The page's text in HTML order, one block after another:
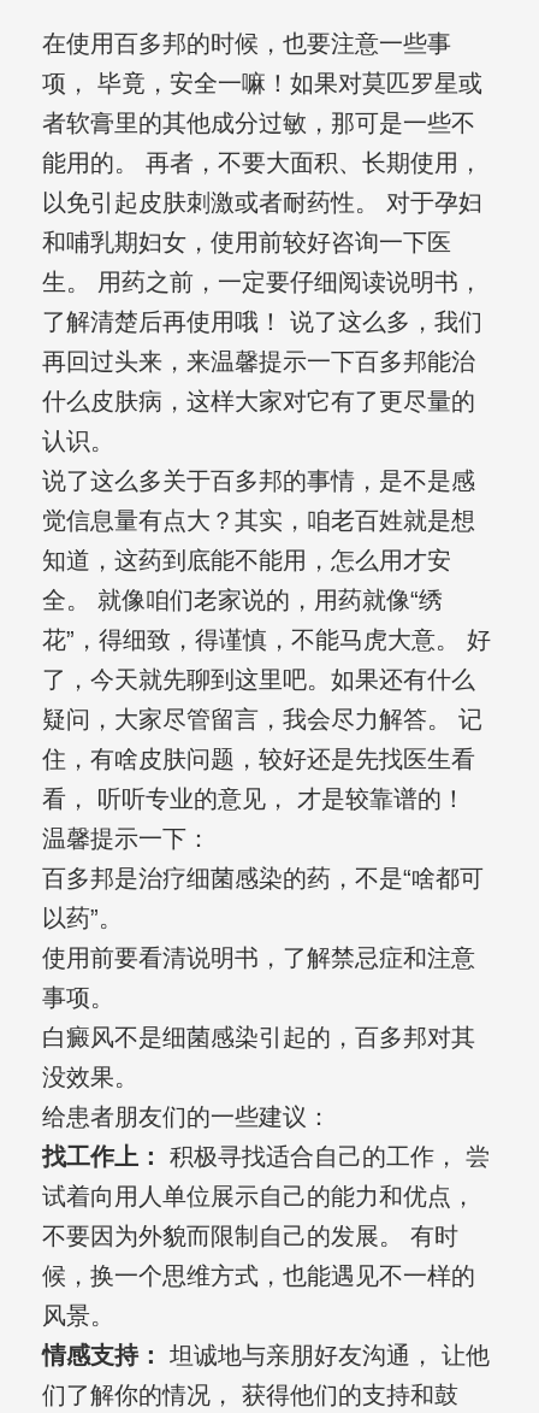
在使用百多邦的时候，也要注意一些事
项， 毕竟，安全一嘛！如果对莫匹罗星或
者软膏里的其他成分过敏，那可是一些不
能用的。 再者，不要大面积、长期使用，
以免引起皮肤刺激或者耐药性。 对于孕妇
和哺乳期妇女，使用前较好咨询一下医
生。 用药之前，一定要仔细阅读说明书，
了解清楚后再使用哦！ 说了这么多，我们
再回过头来，来温馨提示一下百多邦能治
什么皮肤病，这样大家对它有了更尽量的
认识。
说了这么多关于百多邦的事情，是不是感
觉信息量有点大？其实，咱老百姓就是想
知道，这药到底能不能用，怎么用才安
全。 就像咱们老家说的，用药就像“绣
花”，得细致，得谨慎，不能马虎大意。 好
了，今天就先聊到这里吧。如果还有什么
疑问，大家尽管留言，我会尽力解答。 记
住，有啥皮肤问题，较好还是先找医生看
看， 听听专业的意见， 才是较靠谱的！
温馨提示一下：
百多邦是治疗细菌感染的药，不是“啥都可
以药”。
使用前要看清说明书，了解禁忌症和注意
事项。
白癜风不是细菌感染引起的，百多邦对其
没效果。
给患者朋友们的一些建议：
找工作上：
积极寻找适合自己的工作， 尝
试着向用人单位展示自己的能力和优点，
不要因为外貌而限制自己的发展。 有时
候，换一个思维方式，也能遇见不一样的
风景。
情感支持：
坦诚地与亲朋好友沟通， 让他
们了解你的情况， 获得他们的支持和鼓